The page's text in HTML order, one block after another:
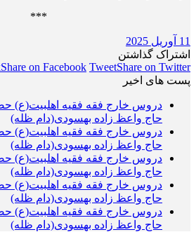
***
11 آوریل 2025
اشتراک گذاشتن
Share on Facebook TweetShare on Twitter
پست های اخیر
دروس خارج فقه فقیه اهلبیت(ع)
حاج واعظ زاده بهسودی(دام ظله)
دروس خارج فقه فقیه اهلبیت(ع)
حاج واعظ زاده بهسودی(دام ظله)
دروس خارج فقه فقیه اهلبیت(ع)
حاج واعظ زاده بهسودی(دام ظله)
دروس خارج فقه فقیه اهلبیت(ع)
حاج واعظ زاده بهسودی(دام ظله)
دروس خارج فقه فقیه اهلبیت(ع)
حاج واعظ زاده بهسودی(دام ظله)